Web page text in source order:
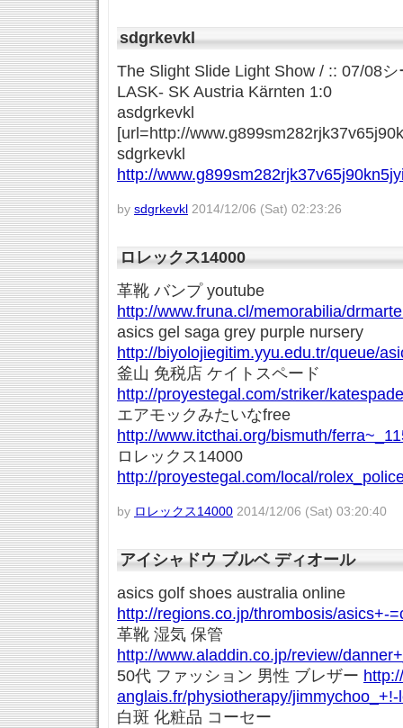
sdgrkevkl
The Slight Slide Light Show / :: 07/08
LASK- SK Austria Kärnten 1:0
asdgrkevkl
[url=http://
sdgrkevkl
http://
by sdgrkevkl 2014/12/06 (Sat) 02:23:26
ロレックス14000
革靴 バンプ youtube
http://www.fruna.cl/memorabilia/
asics gel saga grey purple nursery
http://biyolojiegitim.yyu.edu.tr/queue/
釜山 免税店 ケイトスペード
http://proyestegal.com/striker/
エアモックみたいなfree
http://www.itcthai.org/bismuth/
ロレックス14000
http://proyestegal.com/local/
by ロレックス14000 2014/12/06 (Sat) 03:20:40
アイシャドウ ブルベ ディオール
asics golf shoes australia online
http://regions.co.jp/thrombosis/asics+-
革靴 湿気 保管
http://www.aladdin.co.jp/review/
50代 ファッション 男性 ブレザー
anglais.fr/physiotherapy/
白斑 化粧品 コーセー